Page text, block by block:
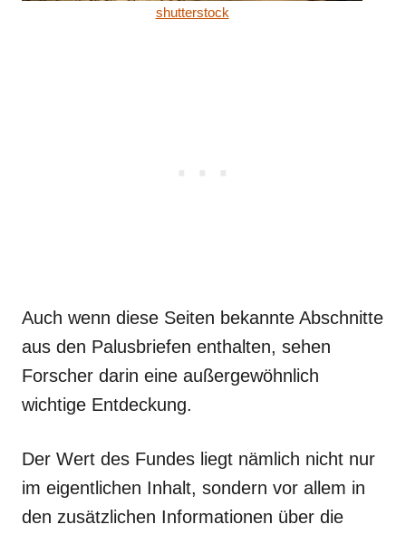
shutterstock
Auch wenn diese Seiten bekannte Abschnitte
aus den Palusbriefen enthalten, sehen
Forscher darin eine außergewöhnlich
wichtige Entdeckung.
Der Wert des Fundes liegt nämlich nicht nur
im eigentlichen Inhalt, sondern vor allem in
den zusätzlichen Informationen über die